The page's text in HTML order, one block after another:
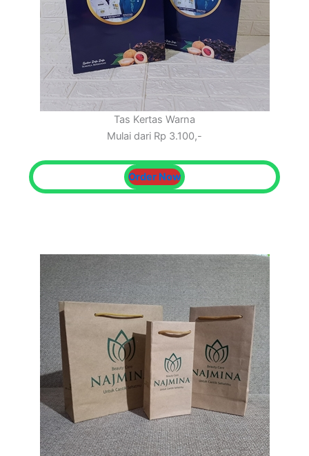
Tas Kertas Warna
Mulai dari Rp 3.100,-
Order Now